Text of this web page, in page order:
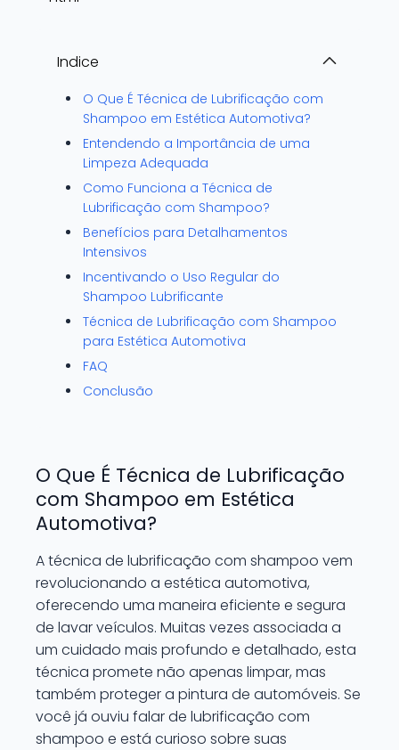
Indice
O Que É Técnica de Lubrificação com
Shampoo em Estética Automotiva?
Entendendo a Importância de uma
Limpeza Adequada
Como Funciona a Técnica de
Lubrificação com Shampoo?
Benefícios para Detalhamentos
Intensivos
Incentivando o Uso Regular do
Shampoo Lubrificante
Técnica de Lubrificação com Shampoo
para Estética Automotiva
FAQ
Conclusão
O Que É Técnica de Lubrificação
com Shampoo em Estética
Automotiva?
A técnica de lubrificação com shampoo vem
revolucionando a estética automotiva,
oferecendo uma maneira eficiente e segura
de lavar veículos. Muitas vezes associada a
um cuidado mais profundo e detalhado, esta
técnica promete não apenas limpar, mas
também proteger a pintura de automóveis. Se
você já ouviu falar de lubrificação com
shampoo e está curioso sobre suas